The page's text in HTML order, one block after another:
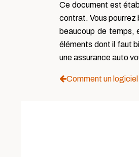
Ce document est
contrat. Vous pourrez
beaucoup de temps,
éléments dont il faut
une assurance auto
Comment un